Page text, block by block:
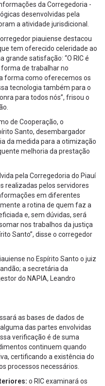
da Corregedoria -
desenvolvidas pela
a atividade jurisdicional.
piauiense destacou
tem oferecido celeridade ao
grande satisfação: “O RIC é
de trabalhar no
forma como oferecemos os
tecnologia também para o
para todos nós”, frisou o
de Cooperação, o
Santo, desembargador
da medida para a otimização
melhoria da prestação
pela Corregedoria do Piauí
realizadas pelos servidores
em diferentes
a rotina de quem faz a
e, sem dúvidas, será
nos trabalhos da justiça
Santo”, disse o corregedor
no Espírito Santo o juiz
a secretária da
do NAPIA, Leandro
as bases de dados de
das partes envolvidas
verificação é de suma
continuem quando
certificando a existência do
processos necessários.
o RIC examinará os